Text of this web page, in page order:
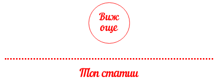
Виж
още
Топ статии